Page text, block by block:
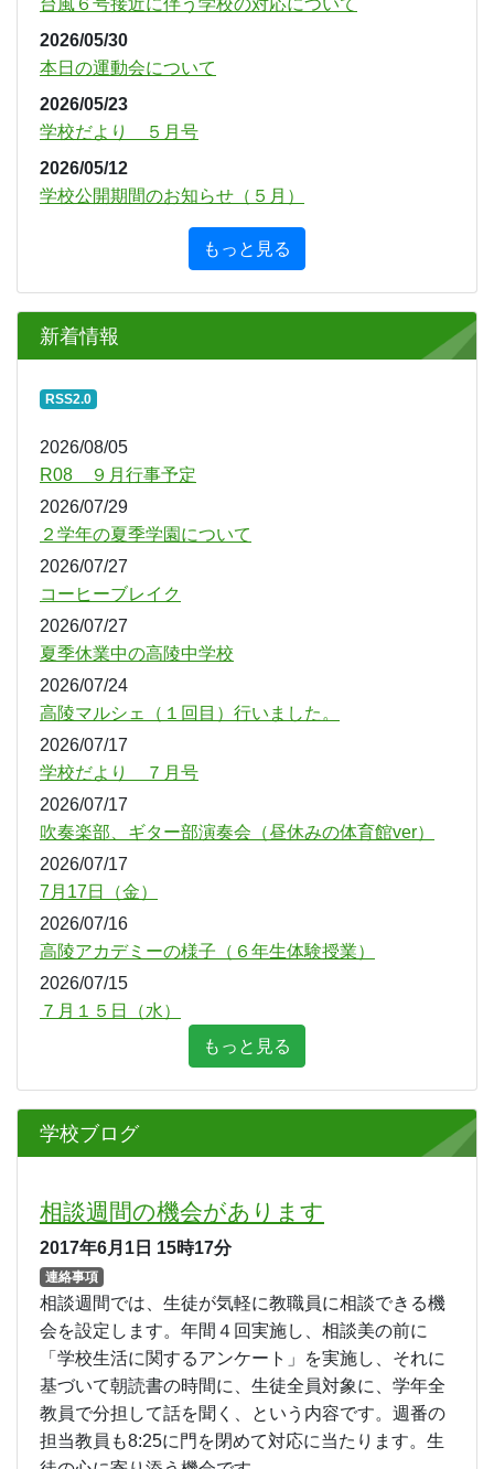
学校からのお知らせ
2026/06/25
海外修学旅行中の３年生の様子について
台風６号接近に伴う学校の対応について
2026/05/30
本日の運動会について
2026/05/23
学校だより ５月号
学校公開期間のお知らせ（５月）
新着情報
RSS2.0
2026/08/05
2026/07/29
2026/07/27
2026/07/27
2026/07/24
2026/07/17
学校だより ７月号
吹奏楽部、ギター部演奏会（昼休みの体育館ver）
2026/07/17
7月17日（金）
高陵アカデミーの様子（６年生体験授業）
2026/07/15
７月１５日（水）
もっと見る
学校ブログ